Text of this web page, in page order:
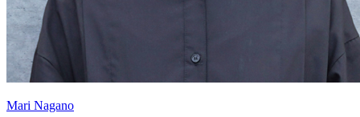
Mari Nagano